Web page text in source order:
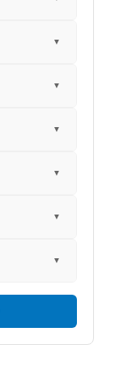
▼
▼
▼
▼
▼
▼